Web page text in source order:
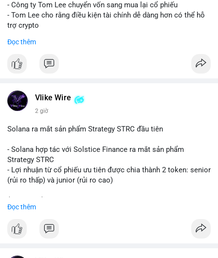
- Công ty Tom Lee chuyển vốn sang mua lại cổ phiếu
- Tom Lee cho rằng điều kiện tài chính dễ dàng hơn có thể hỗ
trợ crypto
nghỉ tháng 8
#binancesquare
#vlikevn #titanbot
📰 Nguồn: CoinDesk
Đọc thêm
Vlike Wire
2 giờ
Solana ra mắt sản phẩm Strategy STRC đầu tiên
- Solana hợp tác với Solstice Finance ra mắt sản phẩm
Strategy STRC
- Lợi nhuận từ cổ phiếu ưu tiên được chia thành 2 token: senior
(rủi ro thấp) và junior (rủi ro cao)
Đọc thêm